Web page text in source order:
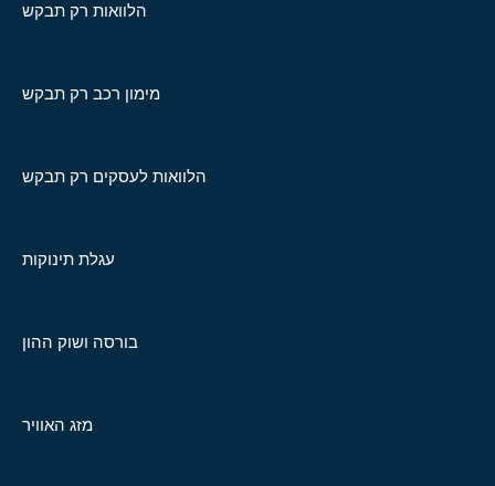
הלוואות רק תבקש
מימון רכב רק תבקש
הלוואות לעסקים רק תבקש
עגלת תינוקות
בורסה ושוק ההון
מזג האוויר